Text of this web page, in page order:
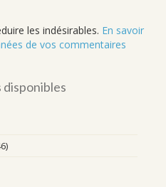
les indésirables. En savoir
de vos commentaires
disponibles